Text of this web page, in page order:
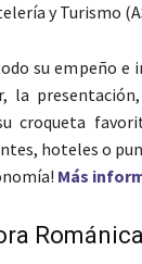
y Turismo
su empeño
la
croqueta
hoteles o
Más
Románica